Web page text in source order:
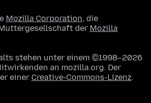
Mozilla Corporation, die
der Mozilla
stehen unter einem ©1998–2026
an mozilla.org. Der
einer Creative-Commons-Lizenz.